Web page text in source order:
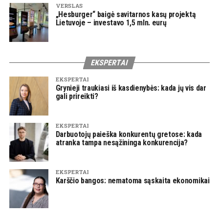
VERSLAS
„Hesburger“ baigė savitarnos kasų projektą
Lietuvoje – investavo 1,5 mln. eurų
EKSPERTAI
EKSPERTAI
Grynieji traukiasi iš kasdienybės: kada jų vis dar
gali prireikti?
EKSPERTAI
Darbuotojų paieška konkurentų gretose: kada
atranka tampa nesąžininga konkurencija?
EKSPERTAI
Karščio bangos: nematoma sąskaita ekonomikai